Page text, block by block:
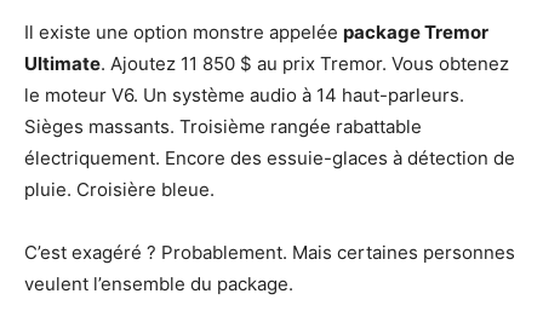
Il existe une option monstre appelée package Tremor
Ultimate. Ajoutez 11 850 $ au prix Tremor. Vous obtenez
le moteur V6. Un système audio à 14 haut-parleurs.
Sièges massants. Troisième rangée rabattable
électriquement. Encore des essuie-glaces à détection de
pluie. Croisière bleue.
C’est exagéré ? Probablement. Mais certaines personnes
veulent l’ensemble du package.